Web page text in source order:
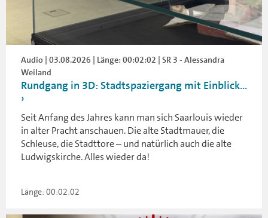
Audio | 03.08.2026 | Länge: 00:02:02 | SR 3 - Alessandra
Weiland
Rundgang in 3D: Stadtspaziergang mit Einblick...
Seit Anfang des Jahres kann man sich Saarlouis wieder
in alter Pracht anschauen. Die alte Stadtmauer, die
Schleuse, die Stadttore – und natürlich auch die alte
Ludwigskirche. Alles wieder da!
Länge: 00:02:02